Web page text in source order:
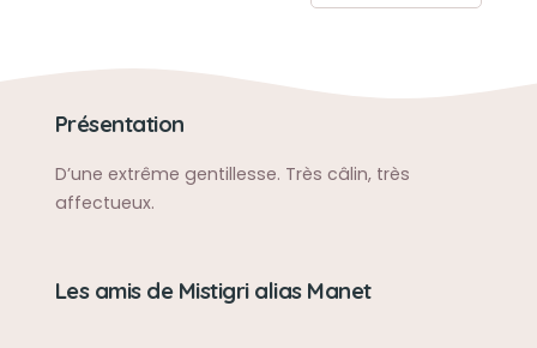
Présentation
D’une extrême gentillesse. Très câlin, très
affectueux.
Les amis de Mistigri alias Manet